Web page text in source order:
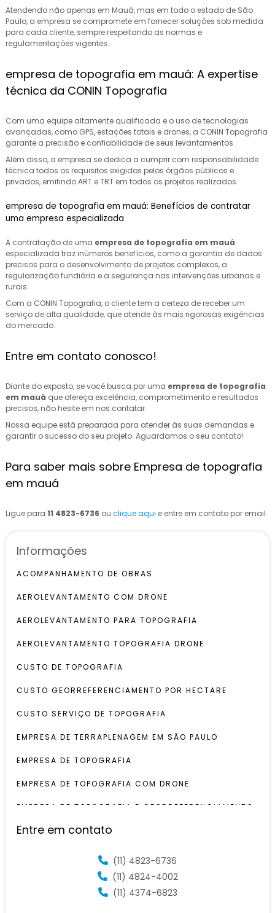
Atendendo não apenas em Mauá, mas em todo o estado de São
Paulo, a empresa se compromete em fornecer soluções sob medida
para cada cliente, sempre respeitando as normas e
regulamentações vigentes.
empresa de topografia em mauá: A expertise
técnica da CONIN Topografia
Com uma equipe altamente qualificada e o uso de tecnologias
avançadas, como GPS, estações totais e drones, a CONIN Topografia
garante a precisão e confiabilidade de seus levantamentos.
Além disso, a empresa se dedica a cumprir com responsabilidade
técnica todos os requisitos exigidos pelos órgãos públicos e
privados, emitindo ART e TRT em todos os projetos realizados.
empresa de topografia em mauá: Benefícios de contratar
uma empresa especializada
A contratação de uma empresa de topografia em mauá
especializada traz inúmeros benefícios, como a garantia de dados
precisos para o desenvolvimento de projetos complexos, a
regularização fundiária e a segurança nas intervenções urbanas e
rurais.
Com a CONIN Topografia, o cliente tem a certeza de receber um
serviço de alta qualidade, que atende às mais rigorosas exigências
do mercado.
Entre em contato conosco!
Diante do exposto, se você busca por uma empresa de topografia
em mauá que ofereça excelência, comprometimento e resultados
precisos, não hesite em nos contatar.
Nossa equipe está preparada para atender às suas demandas e
garantir o sucesso do seu projeto. Aguardamos o seu contato!
Para saber mais sobre Empresa de topografia
em mauá
Ligue para 11 4823-6736 ou clique aqui e entre em contato por email.
Informações
ACOMPANHAMENTO DE OBRAS
AEROLEVANTAMENTO COM DRONE
AEROLEVANTAMENTO PARA TOPOGRAFIA
AEROLEVANTAMENTO TOPOGRAFIA DRONE
CUSTO DE TOPOGRAFIA
CUSTO GEORREFERENCIAMENTO POR HECTARE
CUSTO SERVIÇO DE TOPOGRAFIA
EMPRESA DE TERRAPLENAGEM EM SÃO PAULO
EMPRESA DE TOPOGRAFIA
EMPRESA DE TOPOGRAFIA COM DRONE
EMPRESA DE TOPOGRAFIA E GEORREFERENCIAMENTO
EMPRESA DE TOPOGRAFIA SP
EMPRESA LEVANTAMENTOS TOPOGRÁFICOS
EMPRESAS DE TOPOGRAFIA EM SÃO PAULO
EQUIPE DE TOPOGRAFIA
Entre em contato
(11) 4823-6736
(11) 4824-4002
(11) 4374-6823